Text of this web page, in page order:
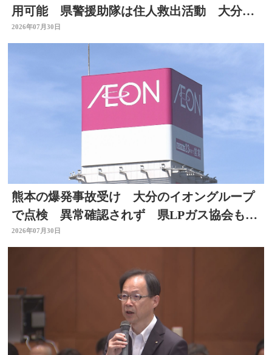
用可能 県警援助隊は住人救出活動 大分か
ら支援の輪広がる
2026年07月30日
熊本の爆発事故受け 大分のイオングループ
で点検 異常確認されず 県LPガス協会も安
全点検を通知
2026年07月30日